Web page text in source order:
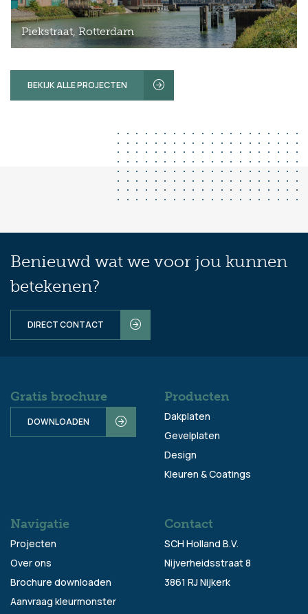
Piekstraat, Rotterdam
BEKIJK ALLE PROJECTEN
Benieuwd wat we voor jou kunnen
betekenen?
DIRECT CONTACT
Gratis brochure
DOWNLOADEN
Producten
Dakplaten
Gevelplaten
Design
Kleuren & Coatings
Navigatie
Projecten
Over ons
Brochure downloaden
Aanvraag kleurmonster
Contact
SCH Holland B.V.
Nijverheidsstraat 8
3861 RJ Nijkerk